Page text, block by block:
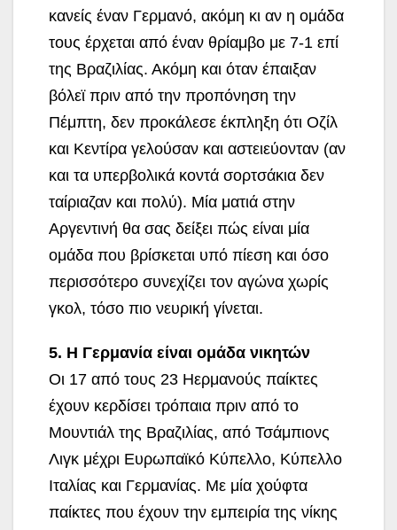
κανείς έναν Γερμανό, ακόμη κι αν η ομάδα
τους έρχεται από έναν θρίαμβο με 7-1 επί
της Βραζιλίας. Ακόμη και όταν έπαιξαν
βόλεϊ πριν από την προπόνηση την
Πέμπτη, δεν προκάλεσε έκπληξη ότι Οζίλ
και Κεντίρα γελούσαν και αστειεύονταν (αν
και τα υπερβολικά κοντά σορτσάκια δεν
ταίριαζαν και πολύ). Μία ματιά στην
Αργεντινή θα σας δείξει πώς είναι μία
ομάδα που βρίσκεται υπό πίεση και όσο
περισσότερο συνεχίζει τον αγώνα χωρίς
γκολ, τόσο πιο νευρική γίνεται.
5. Η Γερμανία είναι ομάδα νικητών
Οι 17 από τους 23 Ηερμανούς παίκτες
έχουν κερδίσει τρόπαια πριν από το
Μουντιάλ της Βραζιλίας, από Τσάμπιονς
Λιγκ μέχρι Ευρωπαϊκό Κύπελλο, Κύπελλο
Ιταλίας και Γερμανίας. Με μία χούφτα
παίκτες που έχουν την εμπειρία της νίκης